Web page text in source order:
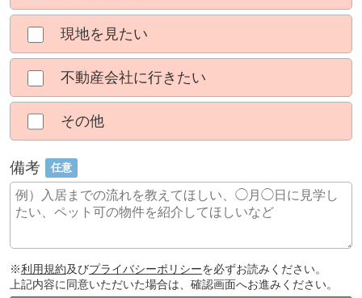
現地を見たい
不動産会社に行きたい
その他
備考 任意
※利用規約及びプライバシーポリシーを必ずお読みください。
上記内容に同意いただいた場合は、確認画面へお進みください。